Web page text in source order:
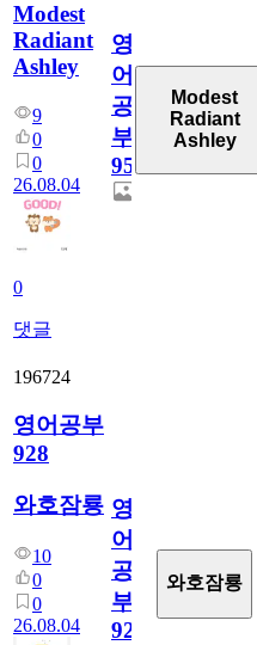
Modest
Radiant
Ashley
9
0
0
26.08.04
0
댓글
영
어
공
부
95
Modest
Radiant
Ashley
196724
영어공부
928
와호잠룡
10
0
0
26.08.04
영
어
공
부
928
와호잠룡